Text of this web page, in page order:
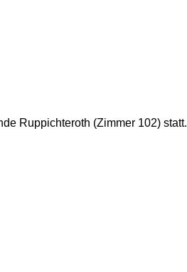
Ruppichteroth (Zimmer 102) statt.